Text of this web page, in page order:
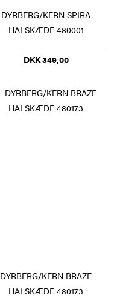
DYRBERG/KERN SPIRA
HALSKÆDE 480001
DKK 349,00
DYRBERG/KERN BRAZE
HALSKÆDE 480173